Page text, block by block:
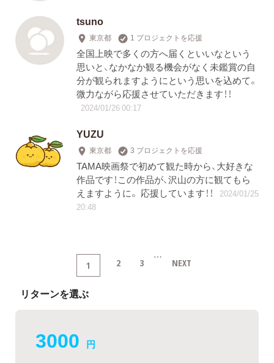
tsuno
東京都 1 プロジェクトを応援
全国上映で多くの方へ届くといいなという
思いと、なかなか観る機会がなく未鑑賞の自
分が観られますようにという思いを込めて。
微力ながら応援させていただきます！！
2024/01/26 00:17
YUZU
東京都 3 プロジェクトを応援
TAMA映画祭で初めて観た時から、大好きな
作品です！この作品が、沢山の方に観てもら
えますように。 応援しています！！
2024/01/25
20:48
1 2 3 … NEXT
リターンを選ぶ
3000 円